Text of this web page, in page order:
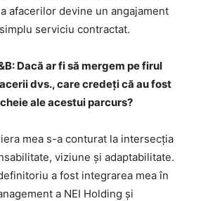
afacerilor devine un angajament
serviciu contractat.
Dacă ar fi să mergem pe firul
dvs., care credeți că au fost
ale acestui parcurs?
mea s-a conturat la intersecția
viziune și adaptabilitate.
a fost integrarea mea în
a NEI Holding și